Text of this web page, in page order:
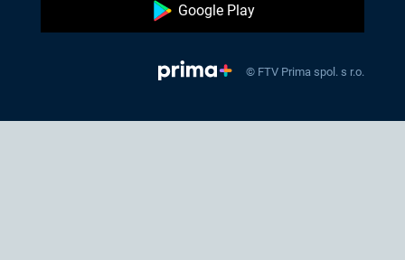
Google Play
© FTV Prima spol. s r.o.